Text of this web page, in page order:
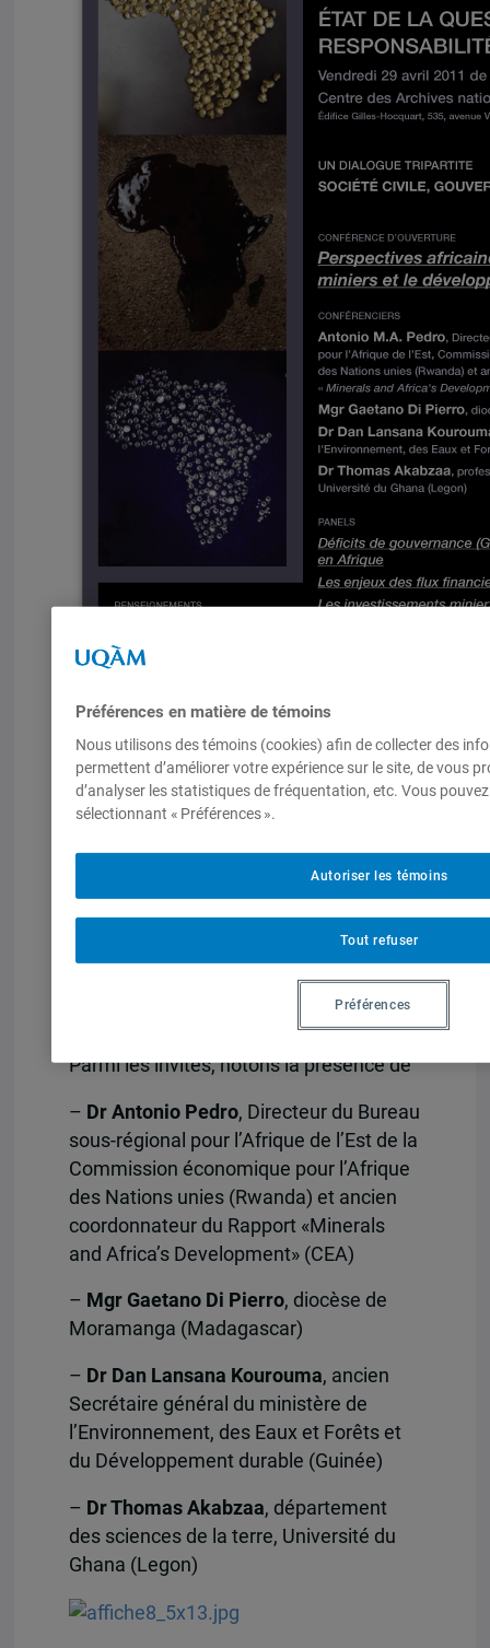
Parmi les invités, notons la présence de
– Dr Antonio Pedro, Directeur du Bureau
sous-régional pour l’Afrique de l’Est de la
Commission économique pour l’Afrique
des Nations unies (Rwanda) et ancien
coordonnateur du Rapport «Minerals
and Africa’s Development» (CEA)
– Mgr Gaetano Di Pierro, diocèse de
Moramanga (Madagascar)
– Dr Dan Lansana Kourouma, ancien
Secrétaire général du ministère de
l’Environnement, des Eaux et Forêts et
du Développement durable (Guinée)
– Dr Thomas Akabzaa, département
des sciences de la terre, Université du
Ghana (Legon)
Préférences en matière de témoins
Nous utilisons des témoins (cookies) afin de collecter des
permettent d’améliorer votre expérience sur le site, de vous
d’analyser les statistiques de fréquentation, etc. Vous
sélectionnant « Préférences ».
Tout refuser
Autoriser les témoins
Préférences